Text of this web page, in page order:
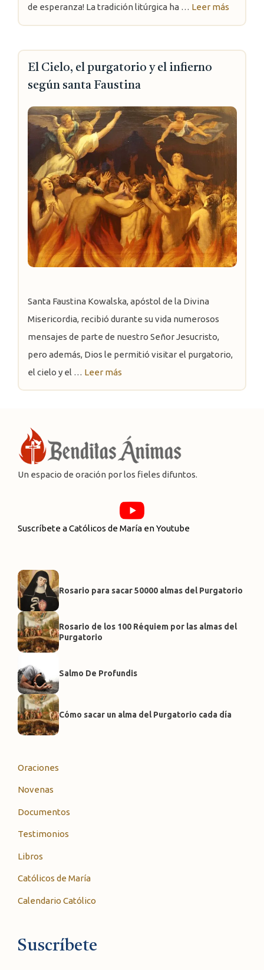
de esperanza! La tradición litúrgica ha … Leer más
El Cielo, el purgatorio y el infierno
según santa Faustina
Santa Faustina Kowalska, apóstol de la Divina
Misericordia, recibió durante su vida numerosos
mensajes de parte de nuestro Señor Jesucristo,
pero además, Dios le permitió visitar el purgatorio,
el cielo y el … Leer más
Un espacio de oración por los fieles difuntos.
Suscríbete a Católicos de María en Youtube
Rosario para sacar 50000 almas del Purgatorio
Rosario de los 100 Réquiem por las almas del
Purgatorio
Salmo De Profundis
Cómo sacar un alma del Purgatorio cada día
Oraciones
Novenas
Documentos
Testimonios
Libros
Católicos de María
Calendario Católico
Suscríbete